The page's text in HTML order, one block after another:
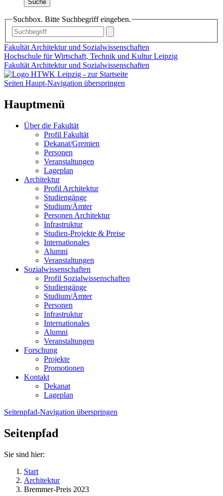
Suche
Suchbox. Bitte Suchbegriff eingeben.
Fakultät Architektur und Sozialwissenschaften
Hochschule für Wirtschaft, Technik und Kultur Leipzig
Fakultät Architektur und Sozialwissenschaften
Seiten Haupt-Navigation überspringen
Hauptmenü
Über die Fakultät
Profil Fakultät
Dekanat/Gremien
Personen
Veranstaltungen
Lageplan
Architektur
Profil Architektur
Studiengänge
Studium/Ämter
Personen Architektur
Infrastruktur
Studien-Projekte & Preise
Internationales
Alumni
Veranstaltungen
Sozialwissenschaften
Profil Sozialwissenschaften
Studiengänge
Studium/Ämter
Personen
Infrastruktur
Internationales
Alumni
Veranstaltungen
Forschung
Projekte
Promotionen
Kontakt
Dekanat
Lageplan
Seitenpfad-Navigation überspringen
Seitenpfad
Sie sind hier:
Start
Architektur
Bremmer-Preis 2023